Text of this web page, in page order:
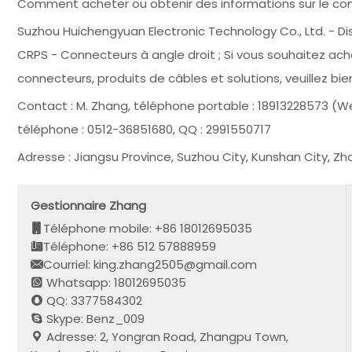
Comment acheter ou obtenir des informations sur le
Suzhou Huichengyuan Electronic Technology Co., Ltd. -
CRPS - Connecteurs à angle droit ; Si vous souhaitez
connecteurs, produits de câbles et solutions, veuillez
Contact : M. Zhang, téléphone portable : 18913228573
téléphone : 0512-36851680, QQ : 2991550717
Adresse : Jiangsu Province, Suzhou City, Kunshan City,
Gestionnaire Zhang
Téléphone mobile: +86 18012695035
Téléphone: +86 512 57888959
Courriel: king.zhang2505@gmail.com
Whatsapp: 18012695035
QQ: 3377584302
Skype: Benz_009
Adresse: 2, Yongran Road, Zhangpu Town,